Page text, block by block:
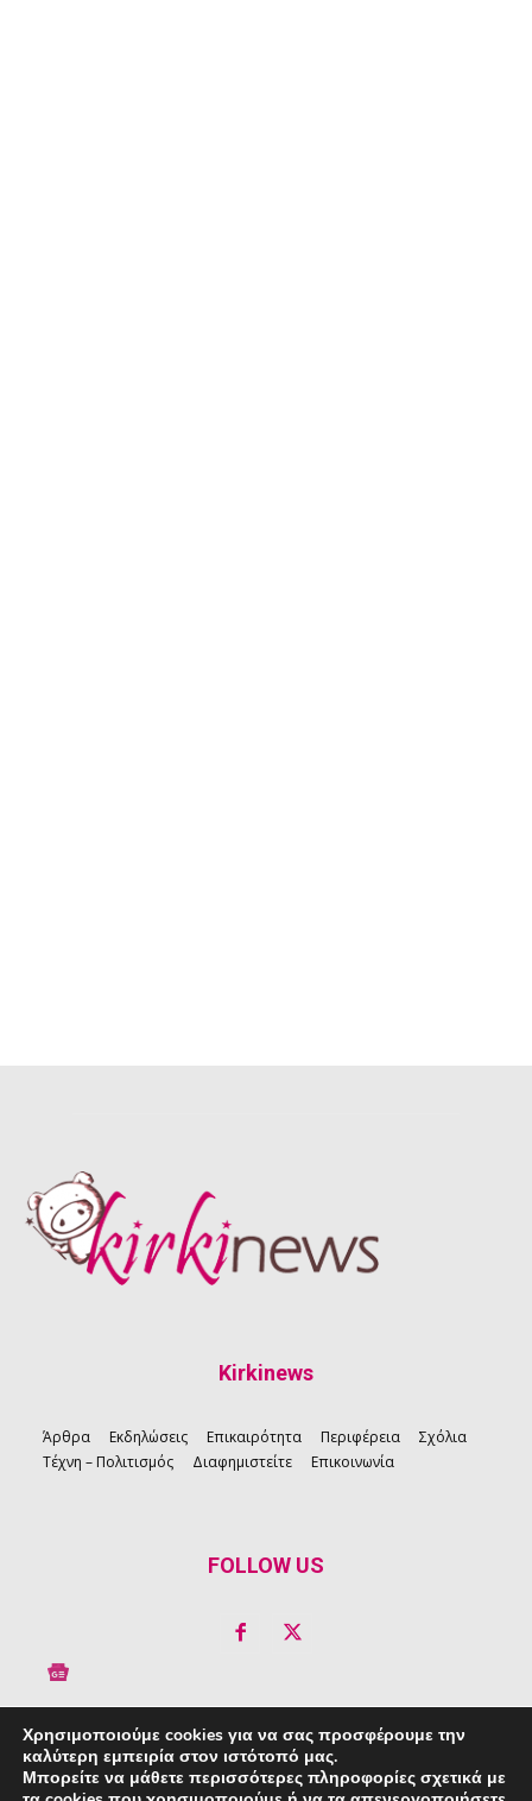
Kirkinews
Άρθρα Εκδηλώσεις Επικαιρότητα Περιφέρεια
Σχόλια
Τέχνη – Πολιτισμός
Διαφημιστείτε Επικοινωνία
FOLLOW US
Copyright © 2026 Kirkinews
Χρησιμοποιούμε cookies για να σας προσφέρουμε την
καλύτερη εμπειρία στον ιστότοπό μας.
Μπορείτε να μάθετε περισσότερες πληροφορίες σχετικά με